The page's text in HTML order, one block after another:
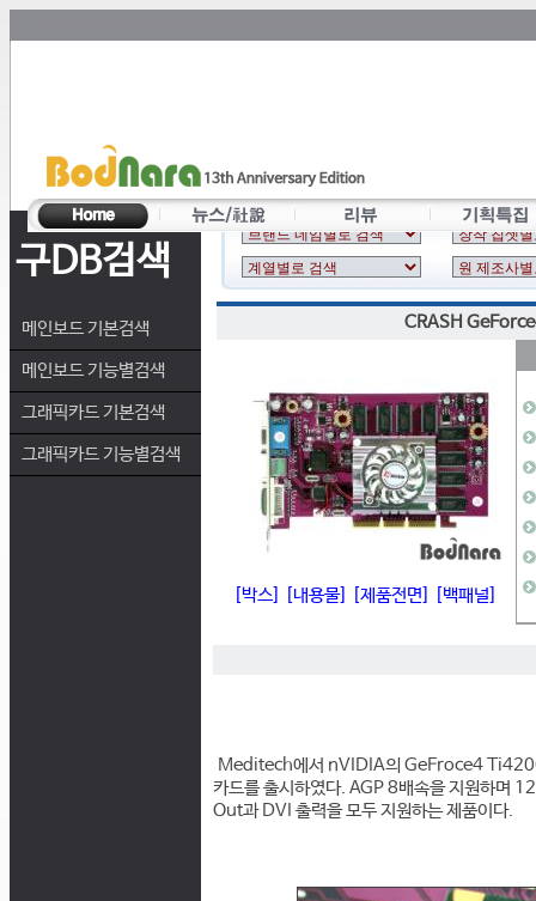
구DB검색
메인보드 기본검색
메인보드 기능별검색
그래픽카드 기본검색
그래픽카드 기능별검색
CRASH
[박스] [내용물] [제품전면] [백패널]
Meditech에서 nVIDIA의 GeFroce4
카드를 출시하였다. AGP 8배속을 지원하며
Out과 DVI 출력을 모두 지원하는 제품이다.